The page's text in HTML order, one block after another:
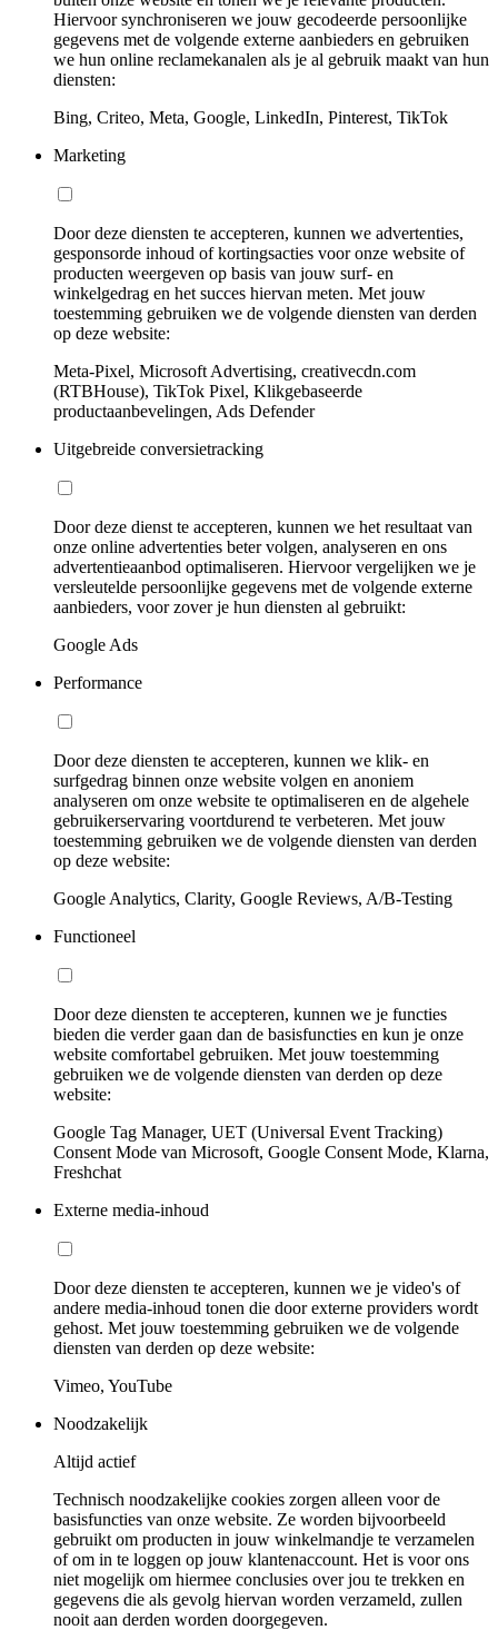
Hiervoor synchroniseren we jouw gecodeerde persoonlijke
gegevens met de volgende externe aanbieders en gebruiken
we hun online reclamekanalen als je al gebruik maakt van hun
diensten:
Bing, Criteo, Meta, Google, LinkedIn, Pinterest, TikTok
Marketing
Door deze diensten te accepteren, kunnen we advertenties,
gesponsorde inhoud of kortingsacties voor onze website of
producten weergeven op basis van jouw surf- en
winkelgedrag en het succes hiervan meten. Met jouw
toestemming gebruiken we de volgende diensten van derden
op deze website:
Meta-Pixel, Microsoft Advertising, creativecdn.com
(RTBHouse), TikTok Pixel, Klikgebaseerde
productaanbevelingen, Ads Defender
Uitgebreide conversietracking
Door deze dienst te accepteren, kunnen we het resultaat van
onze online advertenties beter volgen, analyseren en ons
advertentieaanbod optimaliseren. Hiervoor vergelijken we je
versleutelde persoonlijke gegevens met de volgende externe
aanbieders, voor zover je hun diensten al gebruikt:
Google Ads
Performance
Door deze diensten te accepteren, kunnen we klik- en
surfgedrag binnen onze website volgen en anoniem
analyseren om onze website te optimaliseren en de algehele
gebruikerservaring voortdurend te verbeteren. Met jouw
toestemming gebruiken we de volgende diensten van derden
op deze website:
Google Analytics, Clarity, Google Reviews, A/B-Testing
Functioneel
Door deze diensten te accepteren, kunnen we je functies
bieden die verder gaan dan de basisfuncties en kun je onze
website comfortabel gebruiken. Met jouw toestemming
gebruiken we de volgende diensten van derden op deze
website:
Google Tag Manager, UET (Universal Event Tracking)
Consent Mode van Microsoft, Google Consent Mode, Klarna,
Freshchat
Externe media-inhoud
Door deze diensten te accepteren, kunnen we je video's of
andere media-inhoud tonen die door externe providers wordt
gehost. Met jouw toestemming gebruiken we de volgende
diensten van derden op deze website:
Vimeo, YouTube
Noodzakelijk
Altijd actief
Technisch noodzakelijke cookies zorgen alleen voor de
basisfuncties van onze website. Ze worden bijvoorbeeld
gebruikt om producten in jouw winkelmandje te verzamelen
of om in te loggen op jouw klantenaccount. Het is voor ons
niet mogelijk om hiermee conclusies over jou te trekken en
gegevens die als gevolg hiervan worden verzameld, zullen
nooit aan derden worden doorgegeven.